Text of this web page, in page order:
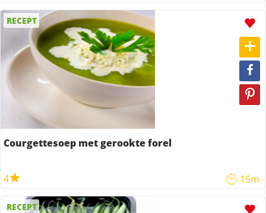
RECEPT
Courgettesoep met gerookte forel
4 15m
RECEPT